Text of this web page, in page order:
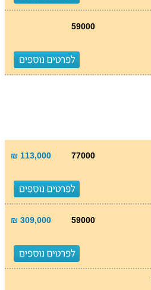
59000
77000
113,000 ₪
59000
309,000 ₪